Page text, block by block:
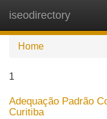
iseodirectory
Home
1
Adequação Padrão
Curitiba